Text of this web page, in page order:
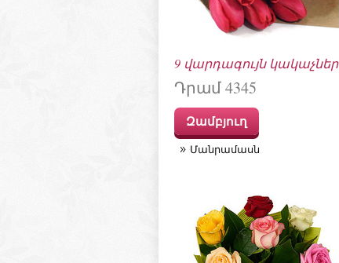
9 վարդագույն կակաչներ
Դրամ 4345
Զամբյուղ
Մանրամասն